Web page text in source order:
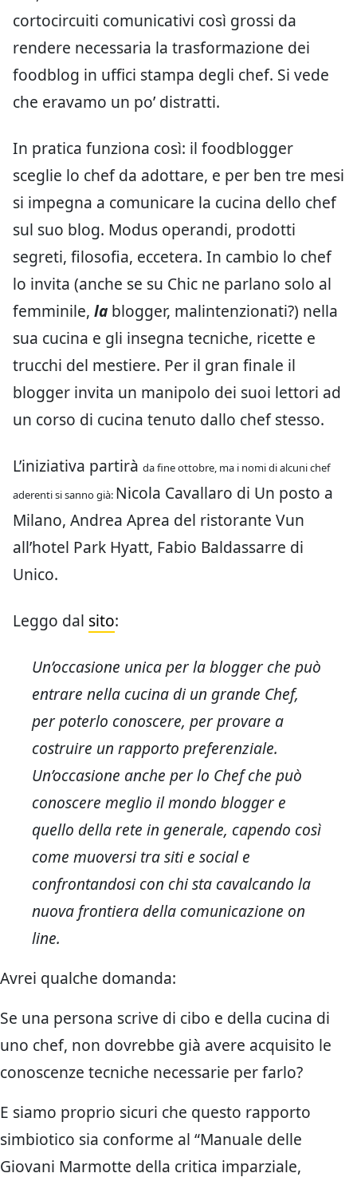
cortocircuiti comunicativi così grossi da
rendere necessaria la trasformazione dei
foodblog in uffici stampa degli chef. Si vede
che eravamo un po’ distratti.
In pratica funziona così: il foodblogger
sceglie lo chef da adottare, e per ben tre mesi
si impegna a comunicare la cucina dello chef
sul suo blog. Modus operandi, prodotti
segreti, filosofia, eccetera. In cambio lo chef
lo invita (anche se su Chic ne parlano solo al
femminile, la blogger, malintenzionati?) nella
sua cucina e gli insegna tecniche, ricette e
trucchi del mestiere. Per il gran finale il
blogger invita un manipolo dei suoi lettori ad
un corso di cucina tenuto dallo chef stesso.
L’iniziativa partirà da fine ottobre, ma i nomi di alcuni chef
aderenti si sanno già: Nicola Cavallaro di Un posto a
Milano, Andrea Aprea del ristorante Vun
all’hotel Park Hyatt, Fabio Baldassarre di
Unico.
Leggo dal sito:
Un’occasione unica per la blogger che può
entrare nella cucina di un grande Chef,
per poterlo conoscere, per provare a
costruire un rapporto preferenziale.
Un’occasione anche per lo Chef che può
conoscere meglio il mondo blogger e
quello della rete in generale, capendo così
come muoversi tra siti e social e
confrontandosi con chi sta cavalcando la
nuova frontiera della comunicazione on
line.
Avrei qualche domanda:
Se una persona scrive di cibo e della cucina di
uno chef, non dovrebbe già avere acquisito le
conoscenze tecniche necessarie per farlo?
E siamo proprio sicuri che questo rapporto
simbiotico sia conforme al “Manuale delle
Giovani Marmotte della critica imparziale,